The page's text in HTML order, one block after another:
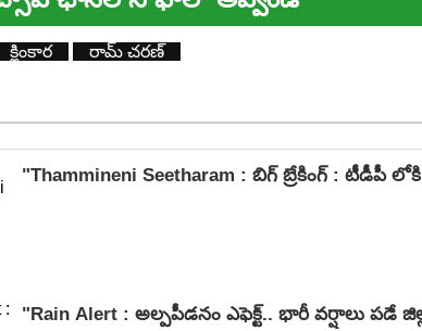
క్లింకార‌ రామ్ చరణ్
"Thammineni Seetharam : బిగ్ బ్రేకింగ్ : టీడీపీ
"Rain Alert : అల్పపీడనం ఎఫెక్ట్.. భారీ వర్షాలు పడే